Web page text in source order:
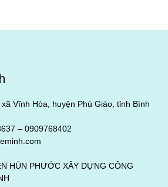
Vĩnh Hòa, huyện Phú Giáo, tỉnh Bình
– 0909768402
HÙN PHƯỚC XÂY DỰNG CÔNG